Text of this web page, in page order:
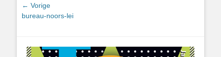
Bericht
navigatie
← Vorige
Vorig
bureau-noors-lei